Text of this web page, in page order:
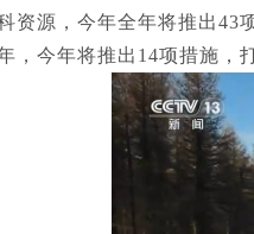
资源，今年全年将推出43
，今年将推出14项措施，